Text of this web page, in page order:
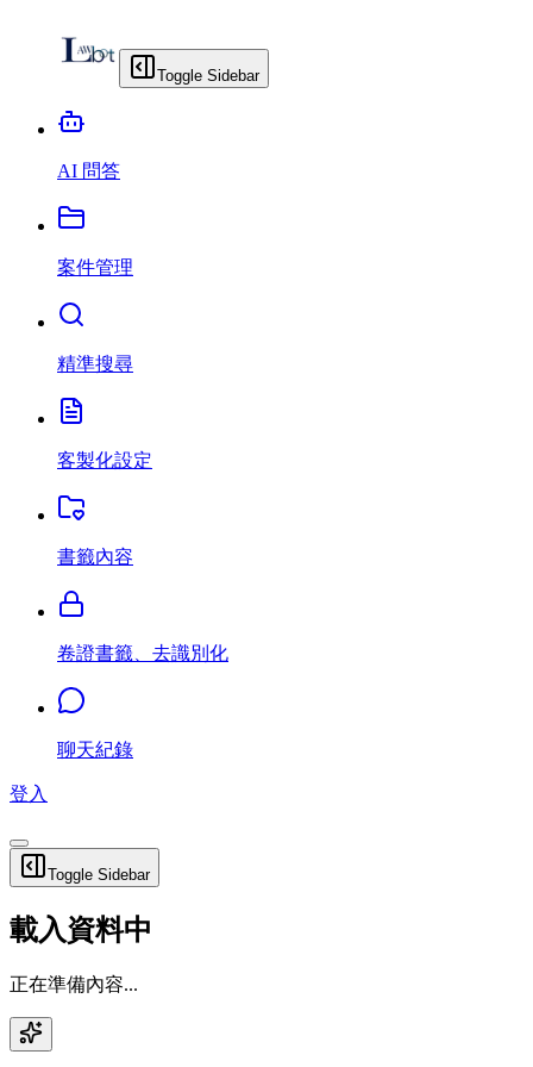
Toggle Sidebar
AI 問答
案件管理
精準搜尋
客製化設定
書籤內容
卷證書籤、去識別化
聊天紀錄
登入
Toggle Sidebar
載入資料中
正在準備內容...